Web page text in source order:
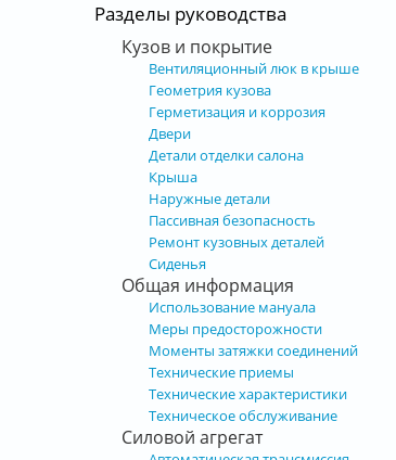
Разделы руководства
Кузов и покрытие
Вентиляционный люк в крыше
Геометрия кузова
Герметизация и коррозия
Двери
Детали отделки салона
Крыша
Наружные детали
Пассивная безопасность
Ремонт кузовных деталей
Сиденья
Общая информация
Использование мануала
Меры предосторожности
Моменты затяжки соединений
Технические приемы
Технические характеристики
Техническое обслуживание
Силовой агрегат